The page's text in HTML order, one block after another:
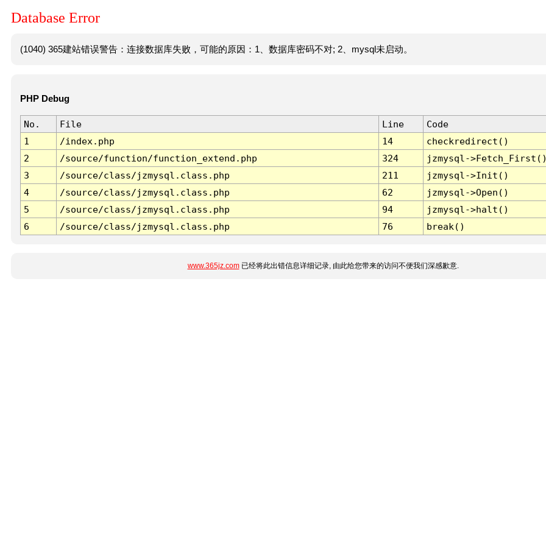
Database Error
(1040) 365建站错误警告：连接数据库失败，可能的原因：1、数据库密码不对; 2、mysql未启动。
PHP Debug
No. File Line
Code
1
/index.php 14
checkredirect()
2
/source/function/function_extend.php 324
jzmysql-
3
/source/class/jzmysql.class.php 211
jzmysql->Init()
4
/source/class/jzmysql.class.php 62
jzmysql->Open()
5
/source/class/jzmysql.class.php 94
jzmysql->halt()
6
/source/class/jzmysql.class.php 76 break()
www.365jz.com已经将此出错信息详细记录, 由此给您带来的访问不便我们深感歉意.